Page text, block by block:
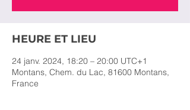
HEURE ET LIEU
24 janv. 2024, 18:20 – 20:00 UTC+1
Montans, Chem. du Lac, 81600 Montans,
France